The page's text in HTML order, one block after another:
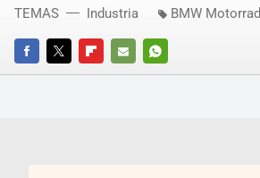
FACEBOOKTWITTERFLIPBOARD
E-
WHATSAPP
TEMAS Industria BMW Motorrad